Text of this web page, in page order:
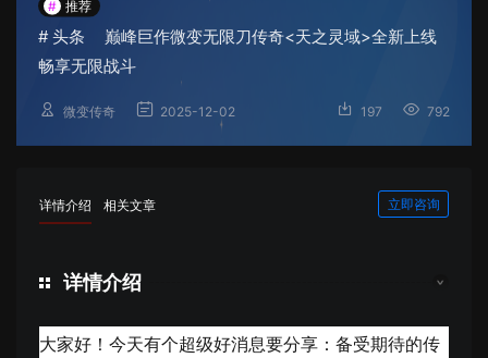
# 推荐
# 头条
巅峰巨作微变无限刀传奇<天之灵域>全新上线
畅享无限战斗
微变传奇 2025-12-02 197 792
详情介绍 相关文章 立即咨询
详情介绍
大家好！今天有个超级好消息要分享：备受期待的传